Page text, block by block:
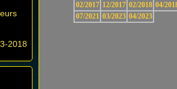
2018
02/2017 12/2017 02/2018 04/
07/2021 03/2023 04/2023